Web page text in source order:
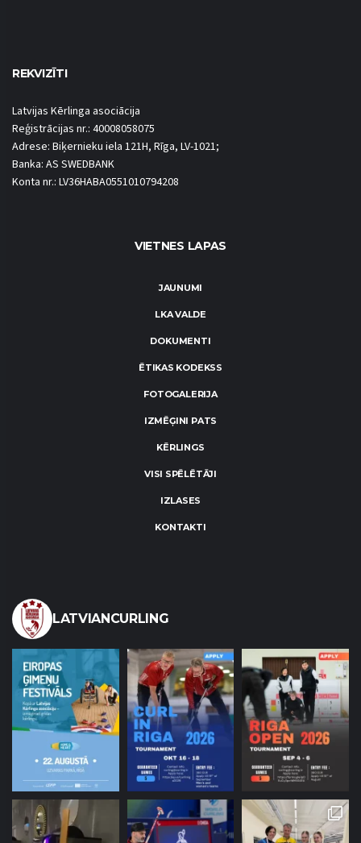
REKVIZĪTI
Latvijas Kērlinga asociācija
Reģistrācijas nr.: 40008058075
Adrese: Biķernieku iela 121H, Rīga, LV-1021;
Banka: AS SWEDBANK
Konta nr.: LV36HABA0551010794208
VIETNES LAPAS
JAUNUMI
LKA VALDE
DOKUMENTI
ĒTIKAS KODEKSS
FOTOGALERIJA
IZMĒĢINI PATS
KĒRLINGS
VISI SPĒLĒTĀJI
IZLASES
KONTAKTI
LATVIANCURLING